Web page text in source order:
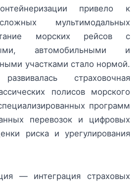
привело к
мультимодальных
морских рейсов с
автомобильными и
участками стало нормой.
страховочная
полисов морского
программ
перевозок и цифровых
риска и урегулирования
— интеграция страховых